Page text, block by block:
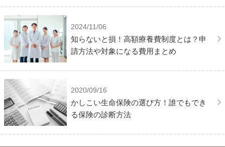
2024/11/06
知らないと損！高額療養費制度とは？申
請方法や対象になる費用まとめ
2020/09/16
かしこい生命保険の選び方！誰でもでき
る保険の診断方法